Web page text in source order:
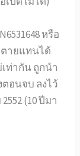
หรือ
ายแทนได้
ท่ากัน ถูกนำ
อนจบ ลงไว้
(10 ปีมา